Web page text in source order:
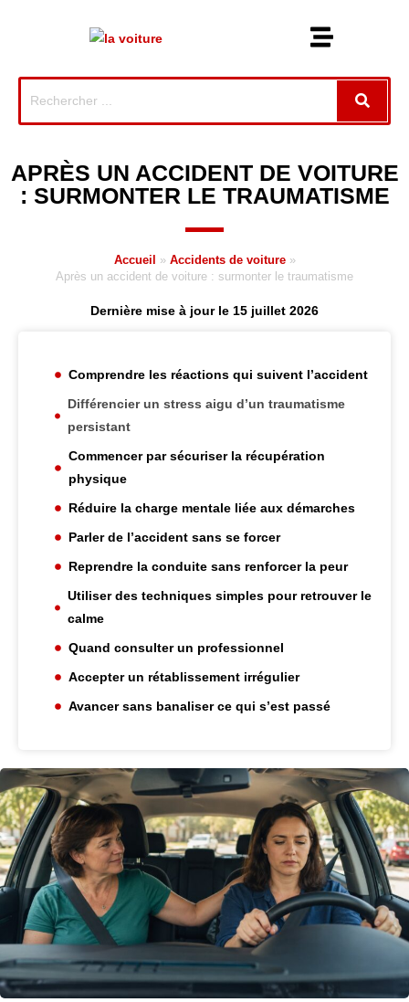
APRÈS UN ACCIDENT DE VOITURE
: SURMONTER LE TRAUMATISME
Accueil » Accidents de voiture »
Après un accident de voiture : surmonter le traumatisme
Dernière mise à jour le 15 juillet 2026
Comprendre les réactions qui suivent l’accident
Différencier un stress aigu d’un traumatisme
persistant
Commencer par sécuriser la récupération
physique
Réduire la charge mentale liée aux démarches
Parler de l’accident sans se forcer
Reprendre la conduite sans renforcer la peur
Utiliser des techniques simples pour retrouver le
calme
Quand consulter un professionnel
Accepter un rétablissement irrégulier
Avancer sans banaliser ce qui s’est passé